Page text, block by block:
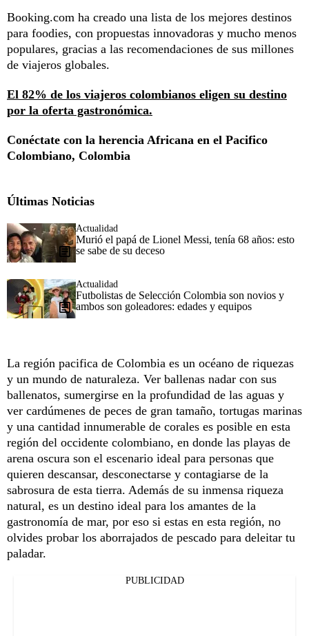
Booking.com ha creado una lista de los mejores destinos
para foodies, con propuestas innovadoras y mucho menos
populares, gracias a las recomendaciones de sus millones
de viajeros globales.
El 82% de los viajeros colombianos eligen su destino
por la oferta gastronómica.
Conéctate con la herencia Africana en el Pacifico
Colombiano, Colombia
Últimas Noticias
Actualidad
Murió el papá de Lionel Messi, tenía 68 años: esto
se sabe de su deceso
Actualidad
Futbolistas de Selección Colombia son novios y
ambos son goleadores: edades y equipos
La región pacifica de Colombia es un océano de riquezas
y un mundo de naturaleza. Ver ballenas nadar con sus
ballenatos, sumergirse en la profundidad de las aguas y
ver cardúmenes de peces de gran tamaño, tortugas marinas
y una cantidad innumerable de corales es posible en esta
región del occidente colombiano, en donde las playas de
arena oscura son el escenario ideal para personas que
quieren descansar, desconectarse y contagiarse de la
sabrosura de esta tierra. Además de su inmensa riqueza
natural, es un destino ideal para los amantes de la
gastronomía de mar, por eso si estas en esta región, no
olvides probar los aborrajados de pescado para deleitar tu
paladar.
PUBLICIDAD